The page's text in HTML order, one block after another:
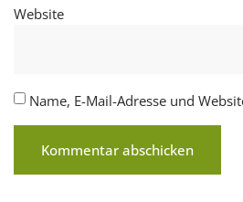
Website
Name, E-Mail-Adresse und